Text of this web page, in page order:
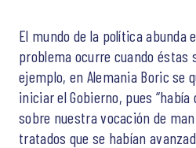
El mundo de la política abunda
problema ocurre cuando éstas
ejemplo, en Alemania Boric se
iniciar el Gobierno, pues
sobre nuestra vocación de
tratados que se habían